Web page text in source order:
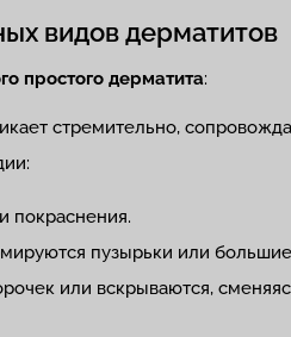
видов дерматитов
простого дерматита:
стремительно,
покраснения.
пузырьки или
или вскрываются,